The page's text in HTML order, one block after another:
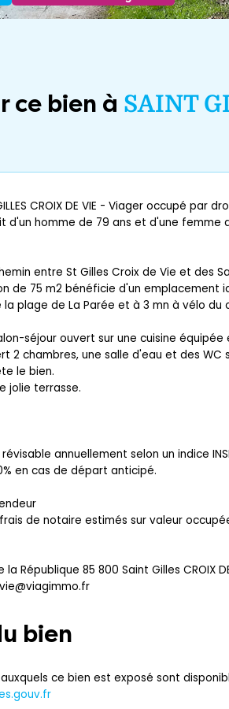
ce bien à SAINT
CROIX DE VIE - Viager occupé par
homme de 79 ans et d'une femme
chemin entre St Gilles Croix de Vie et des
de 75 m2 bénéficie d'un emplacement
plage de La Parée et à 3 mn à vélo du
séjour ouvert sur une cuisine équipée
2 chambres, une salle d'eau et des WC
le bien.
jolie terrasse.
révisable annuellement selon un indice
en cas de départ anticipé.
de notaire estimés sur valeur
la République 85 800 Saint Gilles CROIX
bien
ce bien est exposé sont